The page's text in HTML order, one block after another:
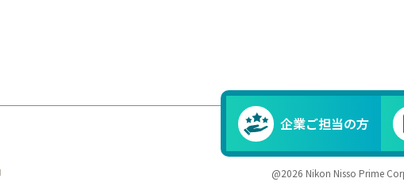
企業ご担当の方
@2026 Nikon Nisso Prime